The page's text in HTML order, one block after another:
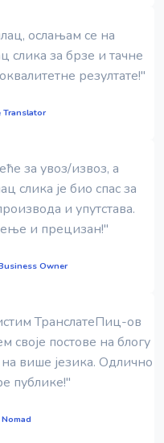
ослањам се на
слика за брзе и тачне
резултате!"
Translator
за увоз/извоз, а
слика је био спас за
и упутстава.
и прецизан!"
Owner
ТранслатеПиц-ов
своје постове на блогу
више језика. Одлично
публике!"